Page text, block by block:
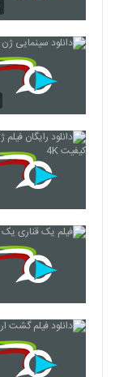
13
16